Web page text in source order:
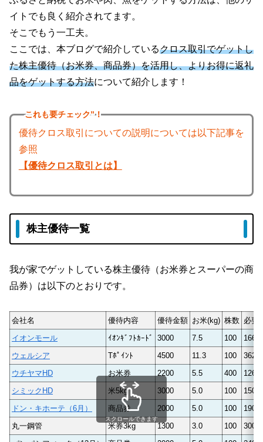
イトでも良く紹介されてます。
そこでもう一工夫。
ここでは、本ブログで紹介しているクロス取引でゲットし
た株主優待（お米券、商品券）を活用し、よりお得に返礼
品をゲットする方法について紹介します！
これも要チェック”！
優待クロス取引についての説明については以下記事を
参照
【優待クロス取引とは】
株主優待一覧
我が家でゲットしている株主優待（お米券とスーパーの商
品券）は以下のとおりです。
会社名 優待内容 優待金額 お米(kg) 株数 必要
イオンモール
ｲｵﾝｷﾞﾌﾄｶｰﾄﾞ 3000 7.5 100
ウェルシア
Tﾎﾟｲﾝﾄ 4500 11.3 100
ウチヤマHD
お米券 2200 5.5 400
シミックHD
米5kg 3000 5.0 100
ドン・キホーテ（6月）
商品券 2000 5.0 100
丸一鋼管
米券3kg 1300 3.0 100
スクロールできます